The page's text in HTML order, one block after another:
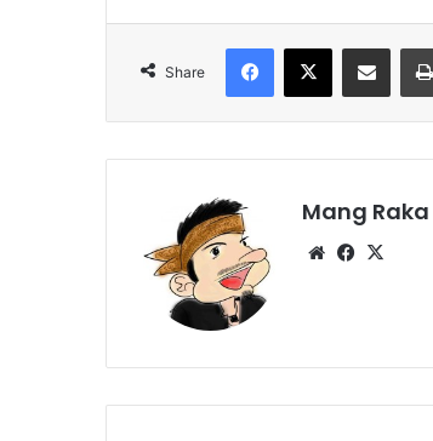
Share
Facebook
X Share via Email
Mang Raka
WebsiteFacebook